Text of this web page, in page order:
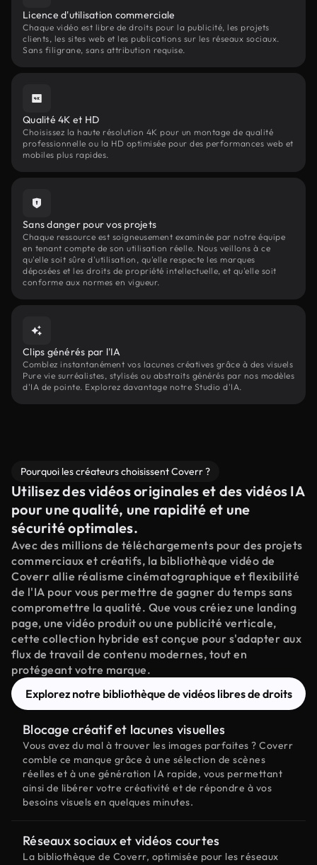
Licence d'utilisation commerciale
Chaque vidéo est libre de droits pour la publicité, les projets
clients, les sites web et les publications sur les réseaux sociaux.
Sans filigrane, sans attribution requise.
Qualité 4K et HD
Choisissez la haute résolution 4K pour un montage de qualité
professionnelle ou la HD optimisée pour des performances web et
mobiles plus rapides.
Sans danger pour vos projets
Chaque ressource est soigneusement examinée par notre équipe
en tenant compte de son utilisation réelle. Nous veillons à ce
qu'elle soit sûre d'utilisation, qu'elle respecte les marques
déposées et les droits de propriété intellectuelle, et qu'elle soit
conforme aux normes en vigueur.
Clips générés par l'IA
Comblez instantanément vos lacunes créatives grâce à des visuels
Pure vie surréalistes, stylisés ou abstraits générés par nos modèles
d'IA de pointe. Explorez davantage notre Studio d'IA.
Pourquoi les créateurs choisissent Coverr ?
Utilisez des vidéos originales et des vidéos IA
pour une qualité, une rapidité et une
sécurité optimales.
Avec des millions de téléchargements pour des projets
commerciaux et créatifs, la bibliothèque vidéo de
Coverr allie réalisme cinématographique et flexibilité
de l'IA pour vous permettre de gagner du temps sans
compromettre la qualité. Que vous créiez une landing
page, une vidéo produit ou une publicité verticale,
cette collection hybride est conçue pour s'adapter aux
flux de travail de contenu modernes, tout en
protégeant votre marque.
Explorez notre bibliothèque de vidéos libres de droits
Blocage créatif et lacunes visuelles
Vous avez du mal à trouver les images parfaites ? Coverr
comble ce manque grâce à une sélection de scènes
réelles et à une génération IA rapide, vous permettant
ainsi de libérer votre créativité et de répondre à vos
besoins visuels en quelques minutes.
Réseaux sociaux et vidéos courtes
La bibliothèque de Coverr, optimisée pour les réseaux